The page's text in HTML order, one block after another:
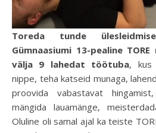
Toreda tunde
Gümnaasiumi 13-pealine
välja 9 lahedat töötuba, kus
nippe, teha katseid munaga,
proovida vabastavat
mängida lauamänge,
Oluline oli samal ajal ka teiste